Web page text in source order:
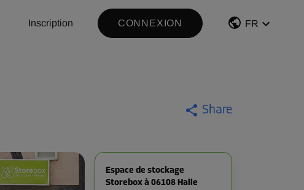
Inscription CONNEXION FR
Share
Espace de stockage
Storebox à 06108 Halle